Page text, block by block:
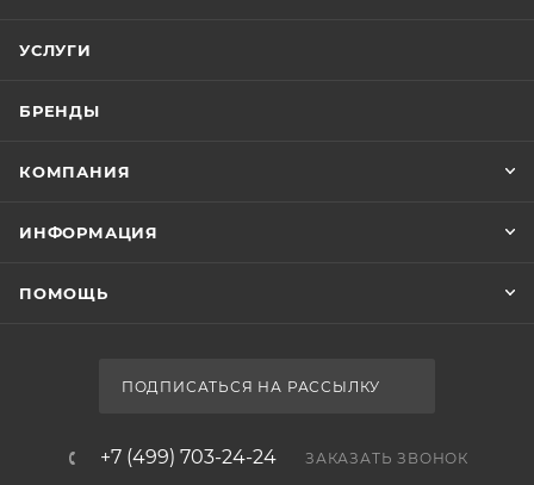
УСЛУГИ
БРЕНДЫ
КОМПАНИЯ
ИНФОРМАЦИЯ
ПОМОЩЬ
ПОДПИСАТЬСЯ НА РАССЫЛКУ
+7 (499) 703-24-24 ЗАКАЗАТЬ ЗВОНОК